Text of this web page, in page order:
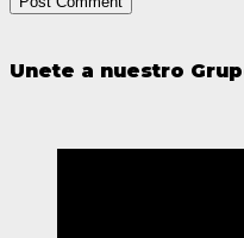
Unete a nuestro